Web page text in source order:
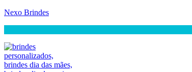
Nexo Brindes